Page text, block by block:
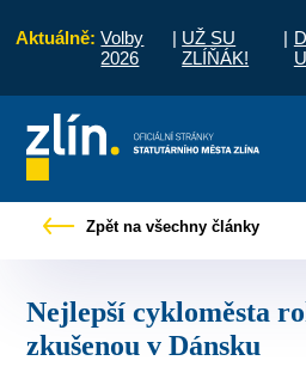
Aktuálně: Volby
2026
| UŽ SU
ZLÍŇÁK!
|
vyřídit Potřebuji
Zpět na všechny články
Nejlepší cykloměsta roku 2019 byla na
zkušenou v Dánsku